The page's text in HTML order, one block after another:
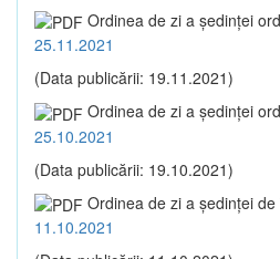
Ordinea de zi a şedinţei
25.11.2021
(Data publicării: 19.11.2021)
Ordinea de zi a şedinţei
25.10.2021
(Data publicării: 19.10.2021)
Ordinea de zi a şedinţei
11.10.2021